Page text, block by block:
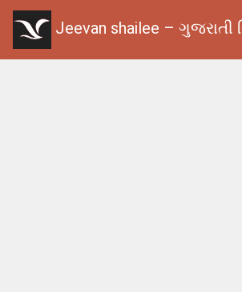
Jeevan shailee – ગુજરાતી